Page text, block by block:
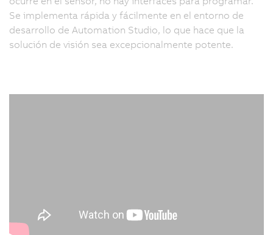
Se implementa rápida y fácilmente en el entorno de
desarrollo de Automation Studio, lo que hace que la
solución de visión sea excepcionalmente potente.